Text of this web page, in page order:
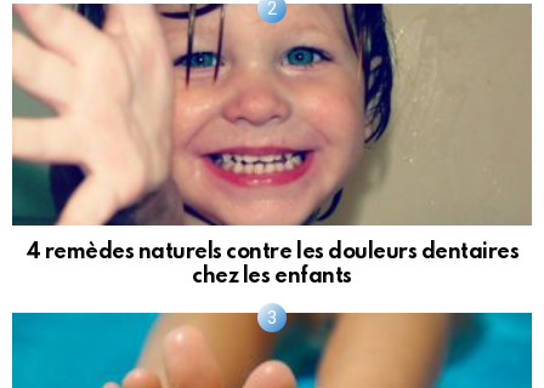
4 remèdes naturels contre les douleurs dentaires
chez les enfants